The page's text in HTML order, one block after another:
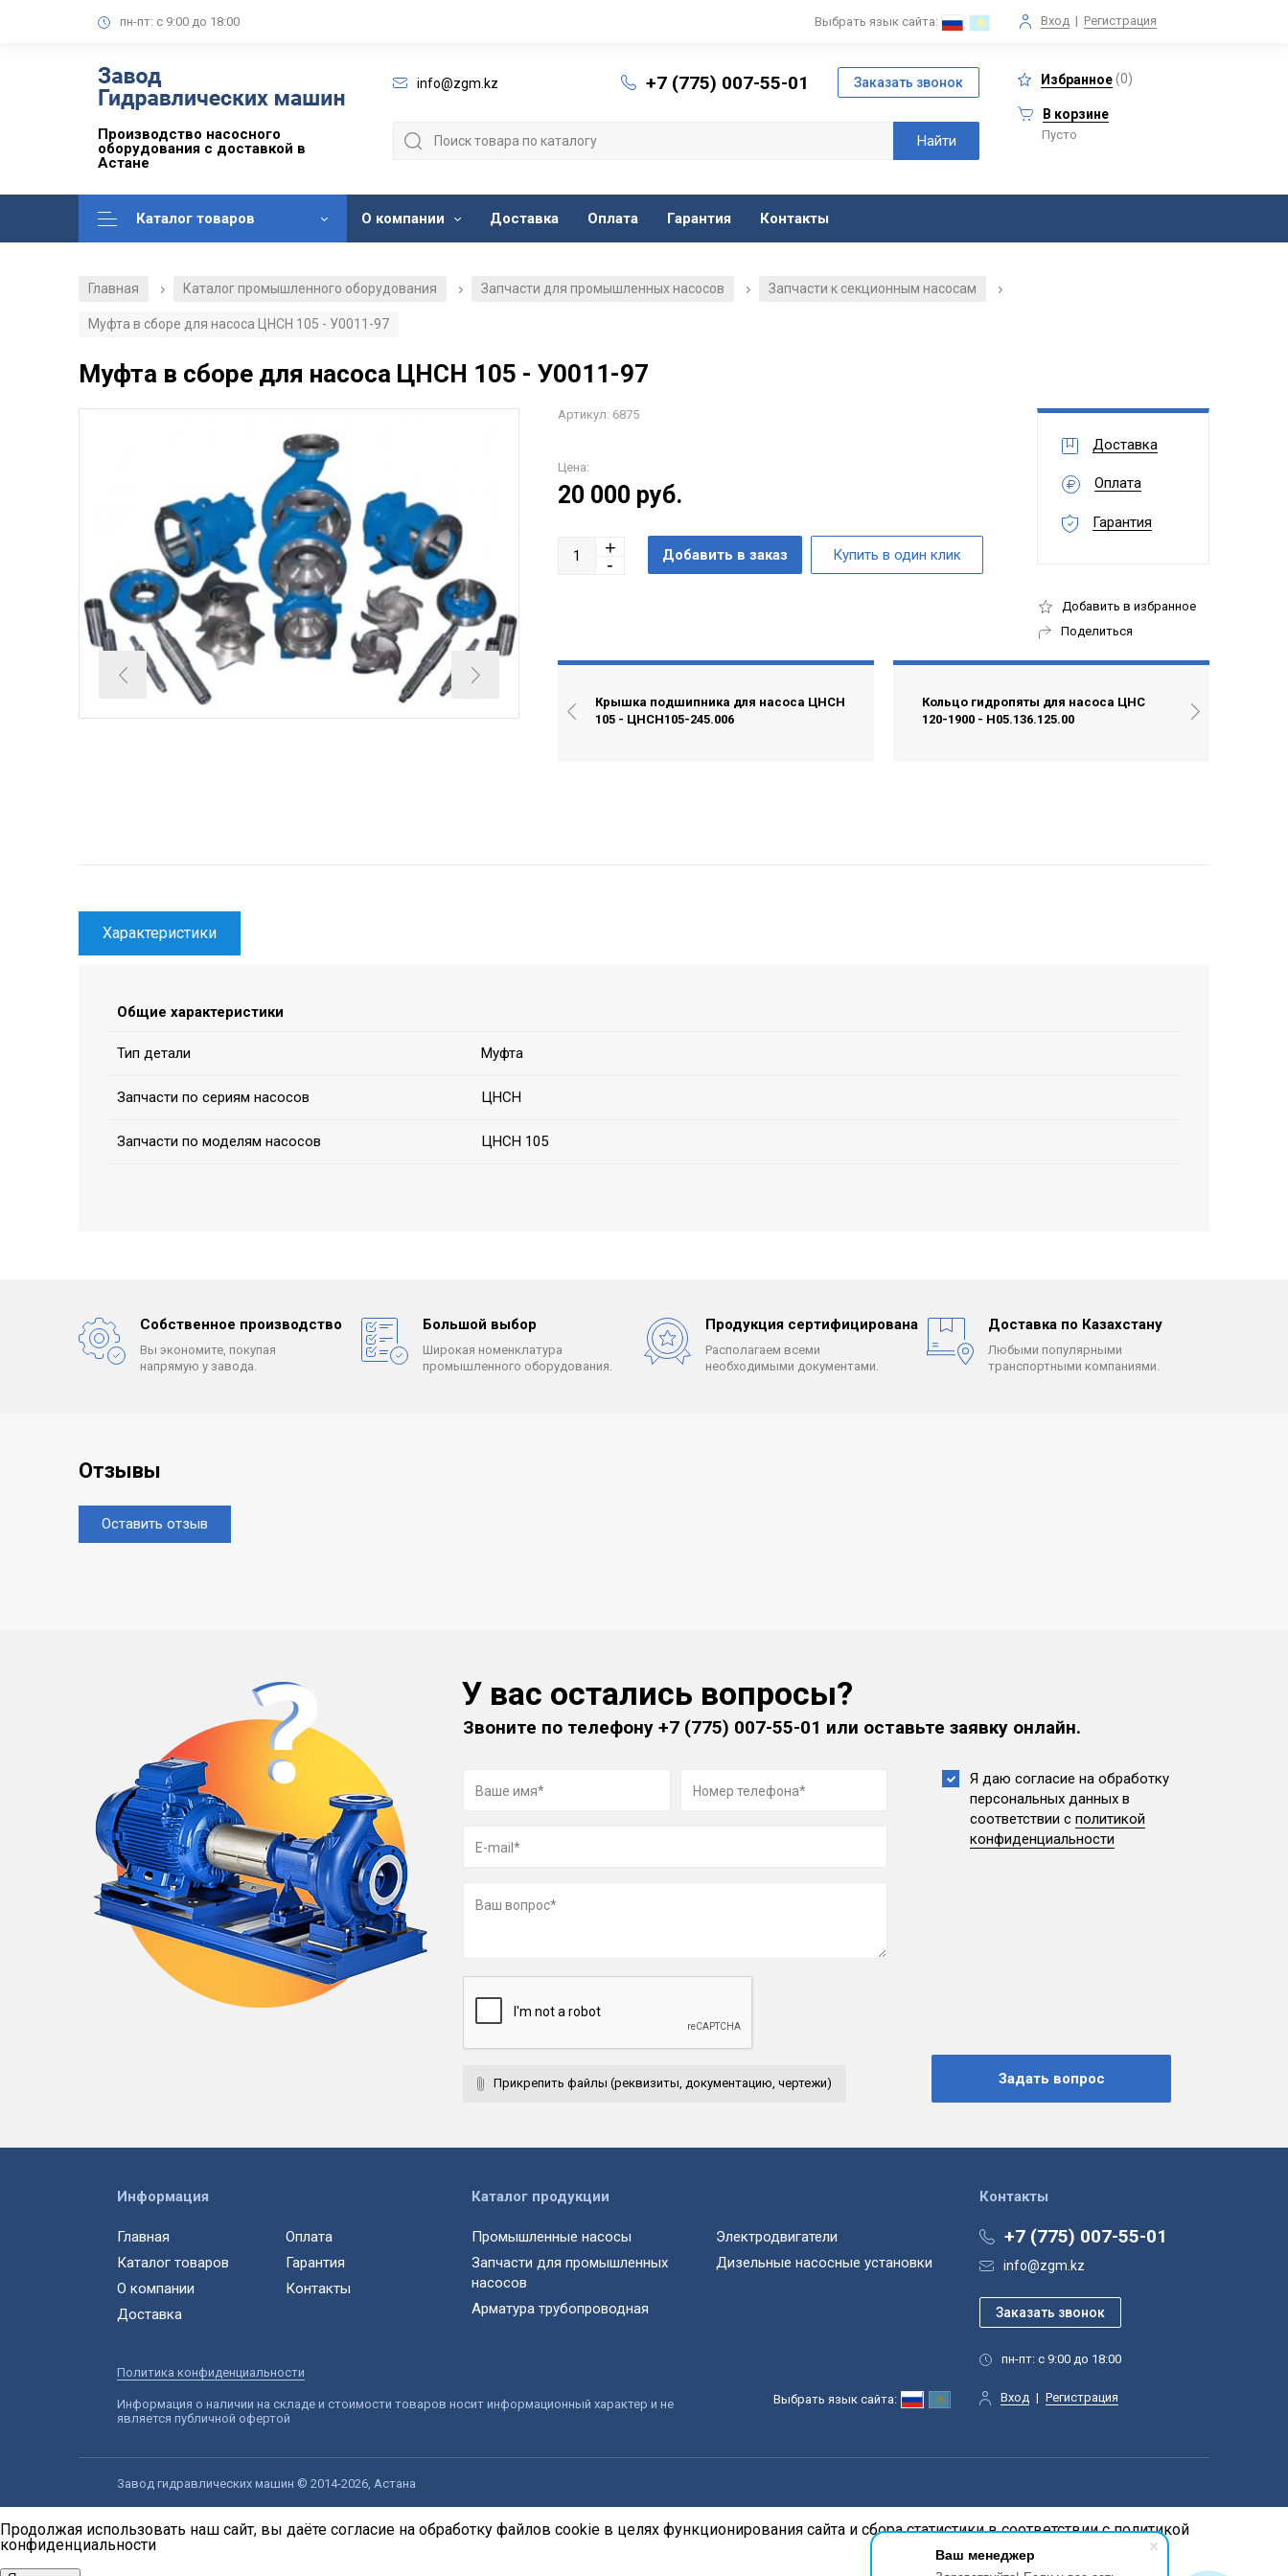
Ваш менеджер
пн-пт: с 9:00 до 18:00 Вход | Регистрация
Выбрать язык сайта:
Производство насосного
оборудования с доставкой в
Астане
info@zgm.kz +7 (775) 007-55-01 Избранное(0)
В корзине
Пусто
Каталог товаров О компании Доставка Оплата Гарантия Контакты
Главная / Каталог промышленного оборудования / Запчасти для промышленных насосов / Запчасти к секционным насосам
/
Муфта в сборе для насоса ЦНСН 105 - У0011-97
Муфта в сборе для насоса ЦНСН 105 - У0011-97
Артикул: 6875
Цена:
20 000 руб.
Доставка
Оплата
Гарантия
Добавить в избранное
Поделиться
Крышка подшипника для насоса ЦНСН
105 - ЦНСН105-245.006
Кольцо гидропяты для насоса ЦНС
120-1900 - Н05.136.125.00
Характеристики
Общие характеристики
Тип детали Муфта
Запчасти по сериям насосов ЦНСН
Запчасти по моделям насосов ЦНСН 105
Собственное производство
Вы экономите, покупая
напрямую у завода.
Большой выбор
Широкая номенклатура
промышленного оборудования.
Продукция сертифицирована
Располагаем всеми
необходимыми документами.
Доставка по Казахстану
Любыми популярными
транспортными компаниями.
Отзывы
Оставить отзыв
У вас остались вопросы?
Звоните по телефону+7 (775) 007-55-01 или оставьте заявку онлайн.
Прикрепить файлы (реквизиты, документацию, чертежи)
Я даю согласие на обработку
персональных данных в
соответствии с политикой
конфиденциальности
Контакты
+7 (775) 007-55-01
info@zgm.kz
пн-пт: с 9:00 до 18:00
Вход | Регистрация
Выбрать язык сайта:
Информация
Главная
Каталог товаров
О компании
Доставка
Оплата
Гарантия
Контакты
Каталог продукции
Промышленные насосы
Запчасти для промышленных
насосов
Арматура трубопроводная
Электродвигатели
Дизельные насосные установки
Политика конфиденциальности
Информация о наличии на складе и стоимости товаров носит информационный характер и не
является публичной офертой
Завод гидравлических машин © 2014-2026, Астана
Продолжая использовать наш сайт, вы даёте согласие на обработку файлов cookie в целях функционирования сайта и сбора статистики в соответствии сполитикой
конфиденциальности